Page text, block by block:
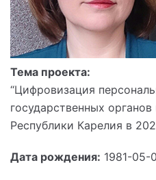
Тема проекта:
“Цифровизация
государственных
Республики Карелия в
Дата рождения: 1981-05-